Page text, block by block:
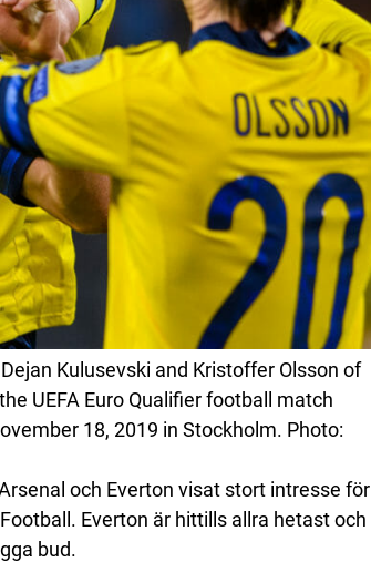
Kulusevski and Kristoffer Olsson of
UEFA Euro Qualifier football match
18, 2019 in Stockholm. Photo:
och Everton visat stort intresse för
Everton är hittills allra hetast och
bud.